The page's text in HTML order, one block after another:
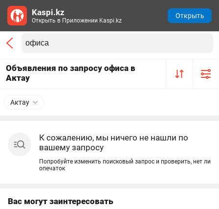
Объявления по запросу офиса в
Актау
Актау
К сожалению, мы ничего не нашли по
вашему запросу
Попробуйте изменить поисковый запрос и проверить, нет ли
опечаток
Вас могут заинтересовать
Kaspi.kz
Открыть в Приложении Kaspi.kz
Открыть